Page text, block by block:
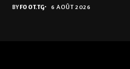
BYFOOT.TG 6 AOÛT 2026